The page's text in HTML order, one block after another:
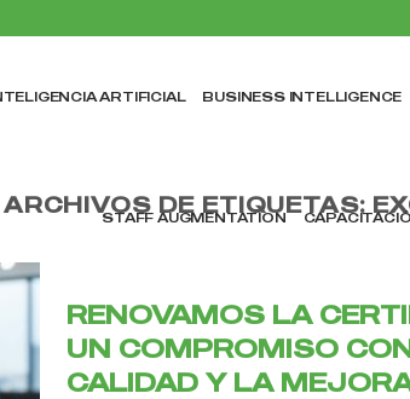
ARTIFICIAL BUSINESS INTELLIGENCE
STAFF AUGMENTATION
ARCHIVOS DE ETIQUETAS:
RENOVAMOS LA
UN COMPROMISO
CALIDAD Y LA